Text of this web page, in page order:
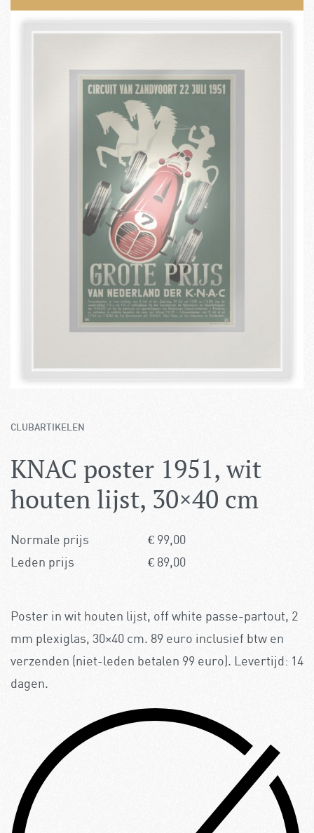
Contact
Opzeggen Pech melden
CLUBARTIKELEN
KNAC poster 1951, wit
houten lijst, 30×40 cm
Normale prijs € 99,00
Leden prijs
€ 89,00
Poster in wit houten lijst, off white passe-partout, 2
mm plexiglas, 30×40 cm. 89 euro inclusief btw en
verzenden (niet-leden betalen 99 euro). Levertijd: 14
dagen.